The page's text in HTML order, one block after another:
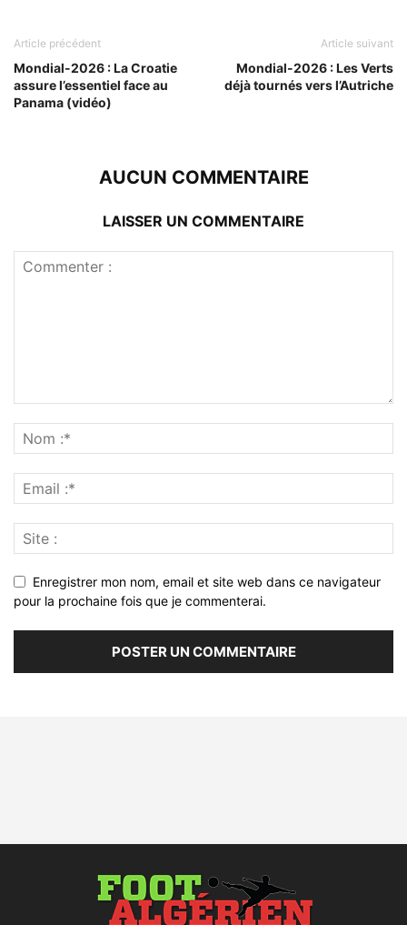
Article précédent
Mondial-2026 : La Croatie
assure l’essentiel face au
Panama (vidéo)
Article suivant
Mondial-2026 : Les Verts
déjà tournés vers l’Autriche
AUCUN COMMENTAIRE
LAISSER UN COMMENTAIRE
Enregistrer mon nom, email et site web dans ce navigateur
pour la prochaine fois que je commenterai.